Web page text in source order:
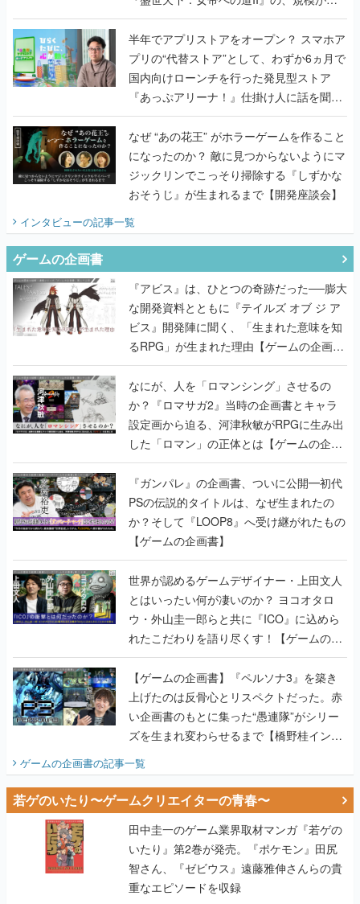
うこだわりをプロデューサーに聞いた
半年でアプリストアをオープン？ スマホア
プリの“代替ストア”として、わずか6ヵ月で
国内向けローンチを行った発見型ストア
『あっぷアリーナ！』仕掛け人に話を聞い
てみた
なぜ “あの花王” がホラーゲームを作ること
になったのか？ 敵に見つからないようにマ
ジックリンでこっそり掃除する『しずかな
おそうじ』が生まれるまで【開発座談会】
インタビューの記事一覧
ゲームの企画書
『アビス』は、ひとつの奇跡だった──膨大
な開発資料とともに『テイルズ オブ ジ ア
ビス』開発陣に聞く、「生まれた意味を知
るRPG」が生まれた理由【ゲームの企画
書】
なにが、人を「ロマンシング」させるの
か？『ロマサガ2』当時の企画書とキャラ
設定画から迫る、河津秋敏がRPGに生み出
した「ロマン」の正体とは【ゲームの企画
書】
『ガンパレ』の企画書、ついに公開━初代
PSの伝説的タイトルは、なぜ生まれたの
か？そして『LOOP8』へ受け継がれたもの
【ゲームの企画書】
世界が認めるゲームデザイナー・上田文人
とはいったい何が凄いのか？ ヨコオタロ
ウ・外山圭一郎らと共に『ICO』に込めら
れたこだわりを語り尽くす！【ゲームの企
画書】
【ゲームの企画書】『ペルソナ3』を築き
上げたのは反骨心とリスペクトだった。赤
い企画書のもとに集った“愚連隊”がシリー
ズを生まれ変わらせるまで【橋野桂インタ
ゲームの企画書の記事一覧
若ゲのいたり〜ゲームクリエイターの青春〜
田中圭一のゲーム業界取材マンガ『若ゲの
いたり』第2巻が発売。『ポケモン』田尻
智さん、『ゼビウス』遠藤雅伸さんらの貴
重なエピソードを収録